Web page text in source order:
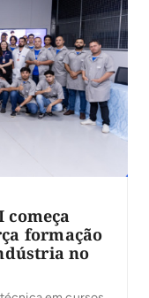
começa
formação
no